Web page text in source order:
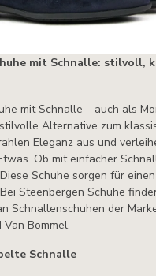
mit Schnalle: stilvoll,
mit Schnalle – auch als
Alternative zum
Eleganz aus und
Ob mit einfacher
Schuhe sorgen für
Steenbergen Schuhe
Schnallenschuhen der
Bommel.
Schnalle